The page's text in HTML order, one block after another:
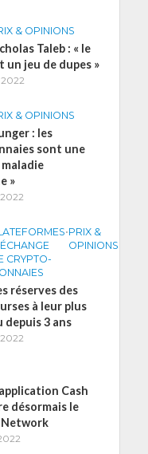
& OPINIONS
Taleb : « le
un jeu de dupes »
2022
& OPINIONS
: les
sont une
»
2022
CRYPTO-
•PRIX &
OPINIONS
réserves des
à leur plus
depuis 3 ans
2022
Cash
désormais le